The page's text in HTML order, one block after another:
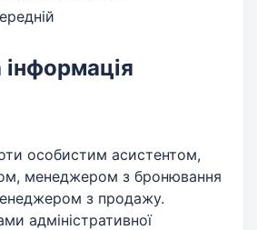
особистим асистентом,
менеджером з бронювання
з продажу.
адміністративної